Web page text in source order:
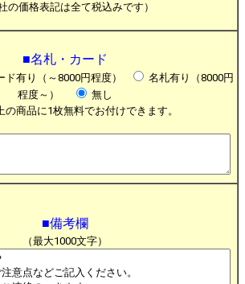
の価格表記は全て税込みです）
■名札・カード
ド有り（～8000円程度）
名札有り（8000円
程度～）
無し
の商品に1枚無料でお付けできます。
■備考欄
（最大1000文字）